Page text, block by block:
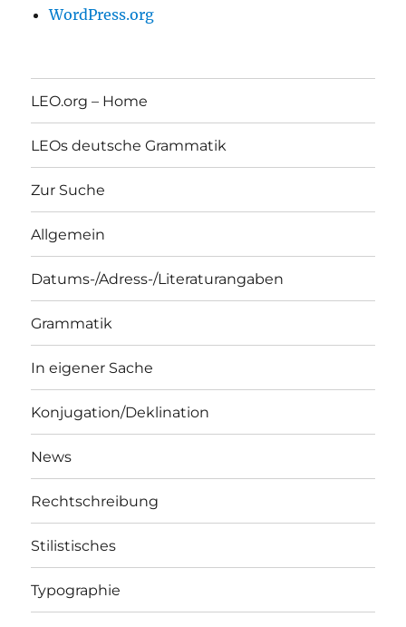
WordPress.org
LEO.org – Home
LEOs deutsche Grammatik
Zur Suche
Allgemein
Datums-/Adress-/Literaturangaben
Grammatik
In eigener Sache
Konjugation/Deklination
News
Rechtschreibung
Stilistisches
Typographie